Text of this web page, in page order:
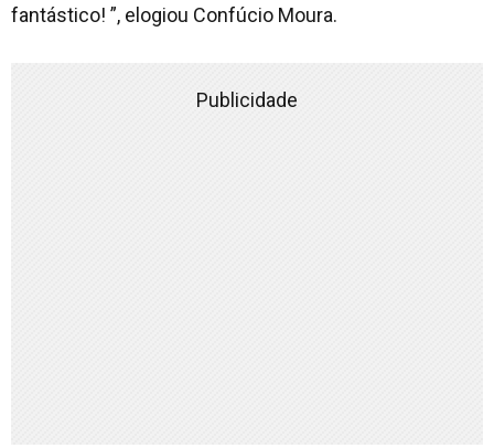
fantástico! ”, elogiou Confúcio Moura.
Publicidade